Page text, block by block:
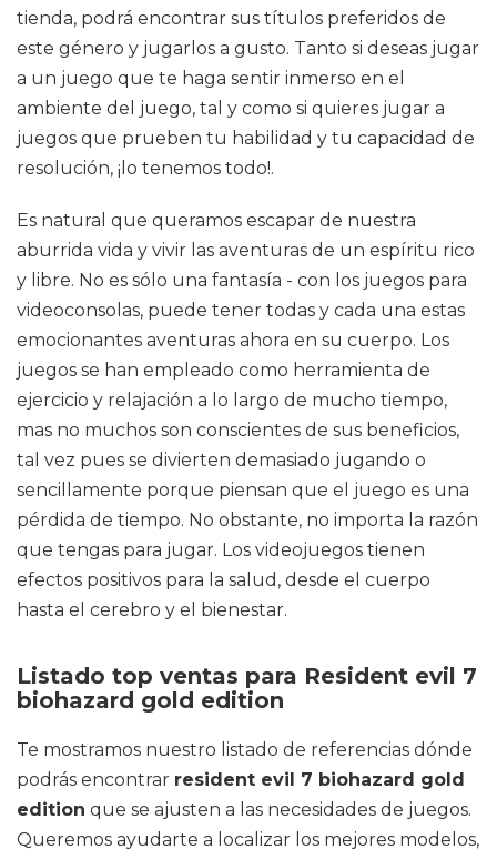
tienda, podrá encontrar sus títulos preferidos de
este género y jugarlos a gusto. Tanto si deseas jugar
a un juego que te haga sentir inmerso en el
ambiente del juego, tal y como si quieres jugar a
juegos que prueben tu habilidad y tu capacidad de
resolución, ¡lo tenemos todo!.
Es natural que queramos escapar de nuestra
aburrida vida y vivir las aventuras de un espíritu rico
y libre. No es sólo una fantasía - con los juegos para
videoconsolas, puede tener todas y cada una estas
emocionantes aventuras ahora en su cuerpo. Los
juegos se han empleado como herramienta de
ejercicio y relajación a lo largo de mucho tiempo,
mas no muchos son conscientes de sus beneficios,
tal vez pues se divierten demasiado jugando o
sencillamente porque piensan que el juego es una
pérdida de tiempo. No obstante, no importa la razón
que tengas para jugar. Los videojuegos tienen
efectos positivos para la salud, desde el cuerpo
hasta el cerebro y el bienestar.
Listado top ventas para Resident evil 7
biohazard gold edition
Te mostramos nuestro listado de referencias dónde
podrás encontrar resident evil 7 biohazard gold
edition que se ajusten a las necesidades de juegos.
Queremos ayudarte a localizar los mejores modelos,